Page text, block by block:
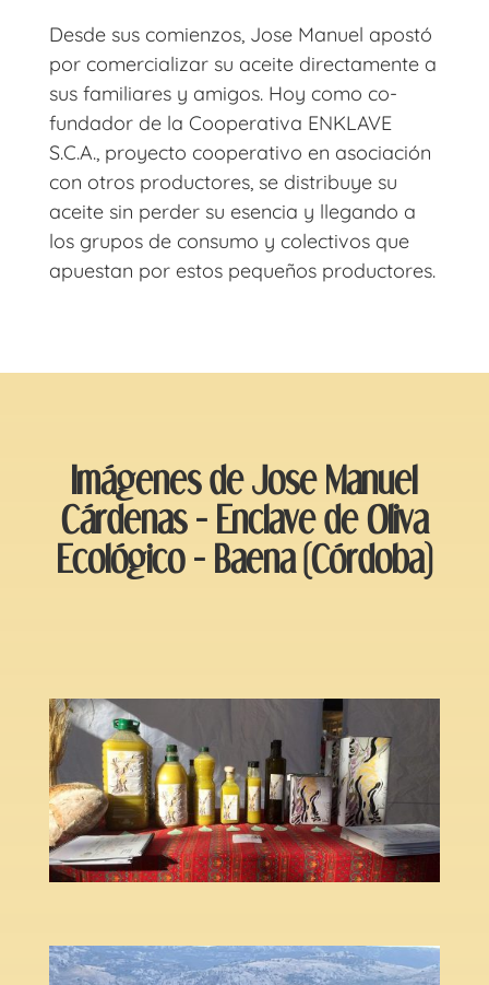
Desde sus comienzos, Jose Manuel apostó
por comercializar su aceite directamente a
sus familiares y amigos. Hoy como co-
fundador de la Cooperativa ENKLAVE
S.C.A., proyecto cooperativo en asociación
con otros productores, se distribuye su
aceite sin perder su esencia y llegando a
los grupos de consumo y colectivos que
apuestan por estos pequeños productores.
Imágenes de Jose Manuel
Cárdenas - Enclave de Oliva
Ecológico - Baena (Córdoba)